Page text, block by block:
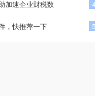
加速企业财税数
，快推荐一下